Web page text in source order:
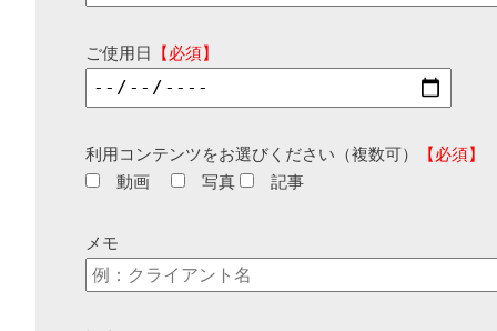
ご使用日 【必須】
利用コンテンツをお選びください（複数可）
【必須】
動画
写真 記事
メモ